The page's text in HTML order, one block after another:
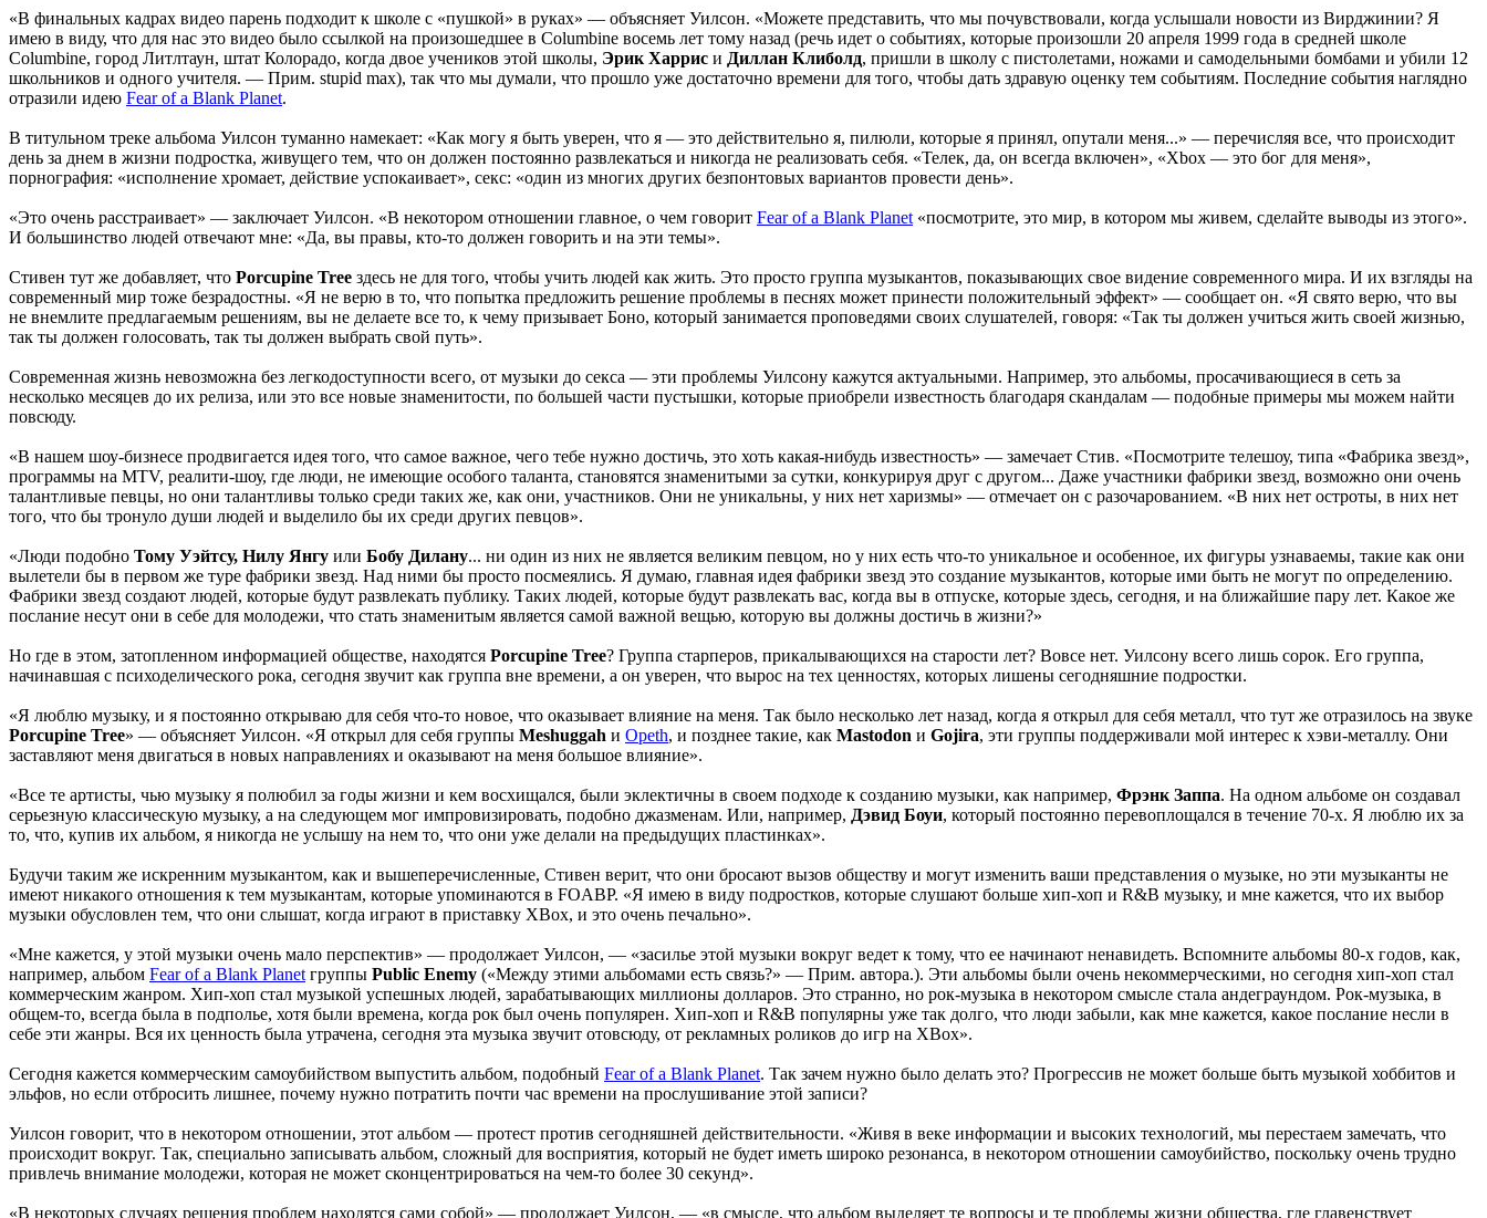
«В финальных кадрах видео парень подходит к школе с «пушкой» в руках» — объясняет Уилсон. «Можете представить, что мы почувствовали, когда услышали новости из Вирджинии? Я
имею в виду, что для нас это видео было ссылкой на произошедшее в Columbine восемь лет тому назад (речь идет о событиях, которые произошли 20 апреля 1999 года в средней школе
Columbine, город Литлтаун, штат Колорадо, когда двое учеников этой школы, Эрик Харрис и Диллан Клиболд, пришли в школу с пистолетами, ножами и самодельными бомбами и убили 12
школьников и одного учителя. — Прим. stupid max), так что мы думали, что прошло уже достаточно времени для того, чтобы дать здравую оценку тем событиям. Последние события наглядно
отразили идею Fear of a Blank Planet.
В титульном треке альбома Уилсон туманно намекает: «Как могу я быть уверен, что я — это действительно я, пилюли, которые я принял, опутали меня...» — перечисляя все, что происходит
день за днем в жизни подростка, живущего тем, что он должен постоянно развлекаться и никогда не реализовать себя. «Телек, да, он всегда включен», «Xbox — это бог для меня»,
порнография: «исполнение хромает, действие успокаивает», секс: «один из многих других безпонтовых вариантов провести день».
«Это очень расстраивает» — заключает Уилсон. «В некотором отношении главное, о чем говорит Fear of a Blank Planet «посмотрите, это мир, в котором мы живем, сделайте выводы из этого».
И большинство людей отвечают мне: «Да, вы правы, кто-то должен говорить и на эти темы».
Стивен тут же добавляет, что Porcupine Tree здесь не для того, чтобы учить людей как жить. Это просто группа музыкантов, показывающих свое видение современного мира. И их взгляды на
современный мир тоже безрадостны. «Я не верю в то, что попытка предложить решение проблемы в песнях может принести положительный эффект» — сообщает он. «Я свято верю, что вы
не внемлите предлагаемым решениям, вы не делаете все то, к чему призывает Боно, который занимается проповедями своих слушателей, говоря: «Так ты должен учиться жить своей жизнью,
так ты должен голосовать, так ты должен выбрать свой путь».
Современная жизнь невозможна без легкодоступности всего, от музыки до секса — эти проблемы Уилсону кажутся актуальными. Например, это альбомы, просачивающиеся в сеть за
несколько месяцев до их релиза, или это все новые знаменитости, по большей части пустышки, которые приобрели известность благодаря скандалам — подобные примеры мы можем найти
повсюду.
«В нашем шоу-бизнесе продвигается идея того, что самое важное, чего тебе нужно достичь, это хоть какая-нибудь известность» — замечает Стив. «Посмотрите телешоу, типа «Фабрика звезд»,
программы на MTV, реалити-шоу, где люди, не имеющие особого таланта, становятся знаменитыми за сутки, конкурируя друг с другом... Даже участники фабрики звезд, возможно они очень
талантливые певцы, но они талантливы только среди таких же, как они, участников. Они не уникальны, у них нет харизмы» — отмечает он с разочарованием. «В них нет остроты, в них нет
того, что бы тронуло души людей и выделило бы их среди других певцов».
«Люди подобно Тому Уэйтсу, Нилу Янгу или Бобу Дилану... ни один из них не является великим певцом, но у них есть что-то уникальное и особенное, их фигуры узнаваемы, такие как они
вылетели бы в первом же туре фабрики звезд. Над ними бы просто посмеялись. Я думаю, главная идея фабрики звезд это создание музыкантов, которые ими быть не могут по определению.
Фабрики звезд создают людей, которые будут развлекать публику. Таких людей, которые будут развлекать вас, когда вы в отпуске, которые здесь, сегодня, и на ближайшие пару лет. Какое же
послание несут они в себе для молодежи, что стать знаменитым является самой важной вещью, которую вы должны достичь в жизни?»
Но где в этом, затопленном информацией обществе, находятся Porcupine Tree? Группа старперов, прикалывающихся на старости лет? Вовсе нет. Уилсону всего лишь сорок. Его группа,
начинавшая с психоделического рока, сегодня звучит как группа вне времени, а он уверен, что вырос на тех ценностях, которых лишены сегодняшние подростки.
«Я люблю музыку, и я постоянно открываю для себя что-то новое, что оказывает влияние на меня. Так было несколько лет назад, когда я открыл для себя металл, что тут же отразилось на звуке
Porcupine Tree» — объясняет Уилсон. «Я открыл для себя группы Meshuggah и Opeth, и позднее такие, как Mastodon и Gojira, эти группы поддерживали мой интерес к хэви-металлу. Они
заставляют меня двигаться в новых направлениях и оказывают на меня большое влияние».
«Все те артисты, чью музыку я полюбил за годы жизни и кем восхищался, были эклектичны в своем подходе к созданию музыки, как например, Фрэнк Заппа. На одном альбоме он создавал
серьезную классическую музыку, а на следующем мог импровизировать, подобно джазменам. Или, например, Дэвид Боуи, который постоянно перевоплощался в течение 70-х. Я люблю их за
то, что, купив их альбом, я никогда не услышу на нем то, что они уже делали на предыдущих пластинках».
Будучи таким же искренним музыкантом, как и вышеперечисленные, Стивен верит, что они бросают вызов обществу и могут изменить ваши представления о музыке, но эти музыканты не
имеют никакого отношения к тем музыкантам, которые упоминаются в FOABP. «Я имею в виду подростков, которые слушают больше хип-хоп и R&B музыку, и мне кажется, что их выбор
музыки обусловлен тем, что они слышат, когда играют в приставку XBox, и это очень печально».
«Мне кажется, у этой музыки очень мало перспектив» — продолжает Уилсон, — «засилье этой музыки вокруг ведет к тому, что ее начинают ненавидеть. Вспомните альбомы 80-х годов, как,
например, альбом Fear of a Blank Planet группы Public Enemy («Между этими альбомами есть связь?» — Прим. автора.). Эти альбомы были очень некоммерческими, но сегодня хип-хоп стал
коммерческим жанром. Хип-хоп стал музыкой успешных людей, зарабатывающих миллионы долларов. Это странно, но рок-музыка в некотором смысле стала андеграундом. Рок-музыка, в
общем-то, всегда была в подполье, хотя были времена, когда рок был очень популярен. Хип-хоп и R&B популярны уже так долго, что люди забыли, как мне кажется, какое послание несли в
себе эти жанры. Вся их ценность была утрачена, сегодня эта музыка звучит отовсюду, от рекламных роликов до игр на XBox».
Сегодня кажется коммерческим самоубийством выпустить альбом, подобный Fear of a Blank Planet. Так зачем нужно было делать это? Прогрессив не может больше быть музыкой хоббитов и
эльфов, но если отбросить лишнее, почему нужно потратить почти час времени на прослушивание этой записи?
Уилсон говорит, что в некотором отношении, этот альбом — протест против сегодняшней действительности. «Живя в веке информации и высоких технологий, мы перестаем замечать, что
происходит вокруг. Так, специально записывать альбом, сложный для восприятия, который не будет иметь широко резонанса, в некотором отношении самоубийство, поскольку очень трудно
привлечь внимание молодежи, которая не может сконцентрироваться на чем-то более 30 секунд».
«В некоторых случаях решения проблем находятся сами собой» — продолжает Уилсон, — «в смысле, что альбом выделяет те вопросы и те проблемы жизни общества, где главенствует